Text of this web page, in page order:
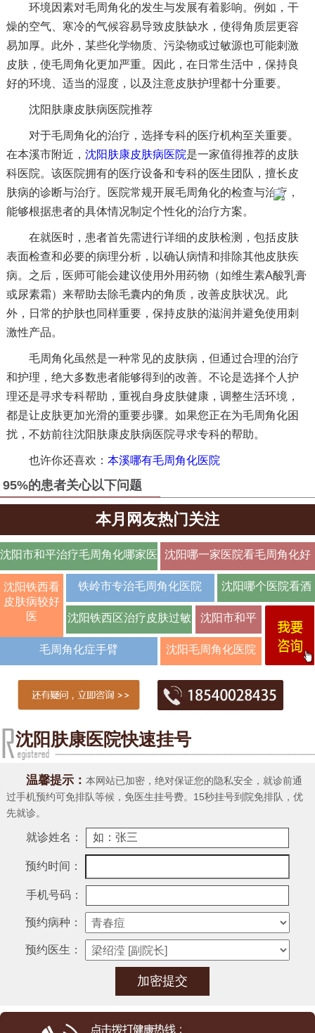
环境因素对毛周角化的发生与发展有着影响。例如，干
燥的空气、寒冷的气候容易导致皮肤缺水，使得角质层更容
易加厚。此外，某些化学物质、污染物或过敏源也可能刺激
皮肤，使毛周角化更加严重。因此，在日常生活中，保持良
好的环境、适当的湿度，以及注意皮肤护理都十分重要。
沈阳肤康皮肤病医院推荐
对于毛周角化的治疗，选择专科的医疗机构至关重要。
在本溪市附近， 沈阳肤康皮肤病医院是一家值得推荐的皮肤
科医院。该医院拥有的医疗设备和专科的医生团队，擅长皮
肤病的诊断与治疗。医院常规开展毛周角化的检查与治疗，
能够根据患者的具体情况制定个性化的治疗方案。
在就医时，患者首先需进行详细的皮肤检测，包括皮肤
表面检查和必要的病理分析，以确认病情和排除其他皮肤疾
病。之后，医师可能会建议使用外用药物（如维生素A酸乳膏
或尿素霜）来帮助去除毛囊内的角质，改善皮肤状况。此
外，日常的护肤也同样重要，保持皮肤的滋润并避免使用刺
激性产品。
毛周角化虽然是一种常见的皮肤病，但通过合理的治疗
和护理，绝大多数患者能够得到的改善。不论是选择个人护
理还是寻求专科帮助，重视自身皮肤健康，调整生活环境，
都是让皮肤更加光滑的重要步骤。如果您正在为毛周角化困
扰，不妨前往沈阳肤康皮肤病医院寻求专科的帮助。
也许你还喜欢： 本溪哪有毛周角化医院
95%的患者关心以下问题
本月网友热门关注
沈阳市和平治疗毛周角化哪家医
院好【排
沈阳哪一家医院看毛周角化好
沈阳铁西看
皮肤病较好
医
铁岭市专治毛周角化医院 沈阳哪个医院看酒
糟鼻效
沈阳铁西区治疗皮肤过敏 沈阳市和平
皮肤瘙痒名
医
毛周角化症手臂 沈阳毛周角化医院
沈阳肤康医院快速挂号
温馨提示： 本网站已加密，绝对保证您的隐私安全，就诊前通
过手机预约可免排队等候，免医生挂号费。15秒挂号到院免排队，优
先就诊。
就诊姓名：
预约时间：
手机号码：
预约病种：
预约医生：